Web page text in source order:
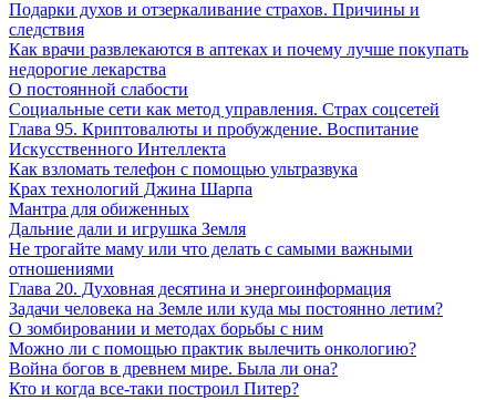
Подарки духов и отзеркаливание страхов. Причины и
следствия
Как врачи развлекаются в аптеках и почему лучше покупать
недорогие лекарства
О постоянной слабости
Социальные сети как метод управления. Страх соцсетей
Глава 95. Криптовалюты и пробуждение. Воспитание
Искусственного Интеллекта
Как взломать телефон с помощью ультразвука
Крах технологий Джина Шарпа
Мантра для обиженных
Дальние дали и игрушка Земля
Не трогайте маму или что делать с самыми важными
отношениями
Глава 20. Духовная десятина и энергоинформация
Задачи человека на Земле или куда мы постоянно летим?
О зомбировании и методах борьбы с ним
Можно ли с помощью практик вылечить онкологию?
Война богов в древнем мире. Была ли она?
Кто и когда все-таки построил Питер?